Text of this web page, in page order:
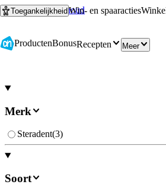
Ga naar hoofdinhoud
Ga naar zoeken
ToegankelijkheidWin- en spaaracties
ProductenBonusRecepten Meer
Merk
Steradent(3)
Soort